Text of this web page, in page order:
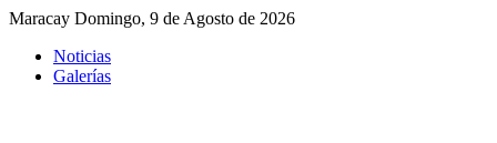
Maracay Domingo, 9 de Agosto de 2026
Noticias
Galerías